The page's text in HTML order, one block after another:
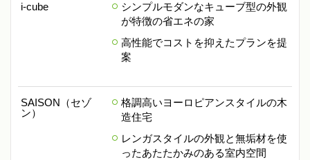
i-cube
シンプルモダンなキューブ型の外観
が特徴の省エネの家
高性能でコストを抑えたプランを提
案
SAISON（セゾ
ン）
格調高いヨーロピアンスタイルの木
造住宅
レンガスタイルの外観と無垢材を使
ったあたたかみのある室内空間